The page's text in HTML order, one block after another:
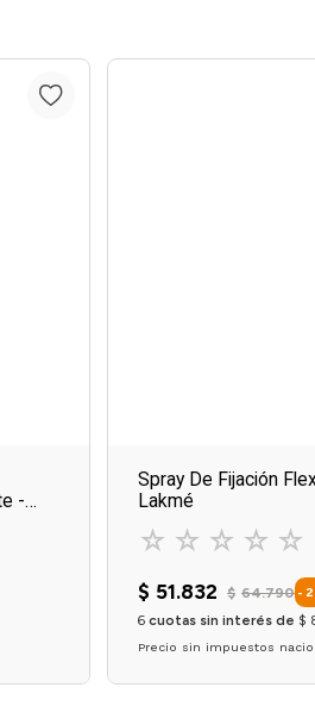
-
Spray De Fijación
Lakmé
☆ ☆ ☆ ☆ ☆
$ 51.832 $ 64.790 -
6 cuotas sin interés de $
Precio sin impuestos